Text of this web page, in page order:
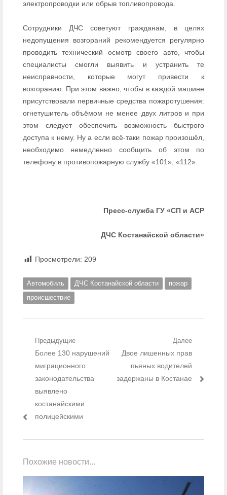
электропроводки или обрыв топливопровода.
Сотрудники ДЧС советуют гражданам, в целях
недопущения возгораний рекомендуется регулярно
проводить технический осмотр своего авто, чтобы
специалисты смогли выявить и устранить те
неисправности, которые могут привести к
возгоранию. При этом важно, чтобы в каждой машине
присутствовали первичные средства пожаротушения:
огнетушитель объёмом не менее двух литров и при
этом следует обеспечить возможность быстрого
доступа к нему. Ну а если всё-таки пожар произошёл,
необходимо немедленно сообщить об этом по
телефону в противопожарную службу «101», «112».
Пресс-служба ГУ «СП и АСР
ДЧС Костанайской области»
Просмотрели: 209
Автомобиль ДЧС Костанайской области
пожар
происшествие
Навигация по записям
Предыдущие
Предыдущий пост:
Более 130 нарушений
миграционного
законодательства
выявлено
костанайскими
полицейскими
Далее
Следующий пост:
Двое лишенных прав
пьяных водителей
задержаны в Костанае
Похожие новости...